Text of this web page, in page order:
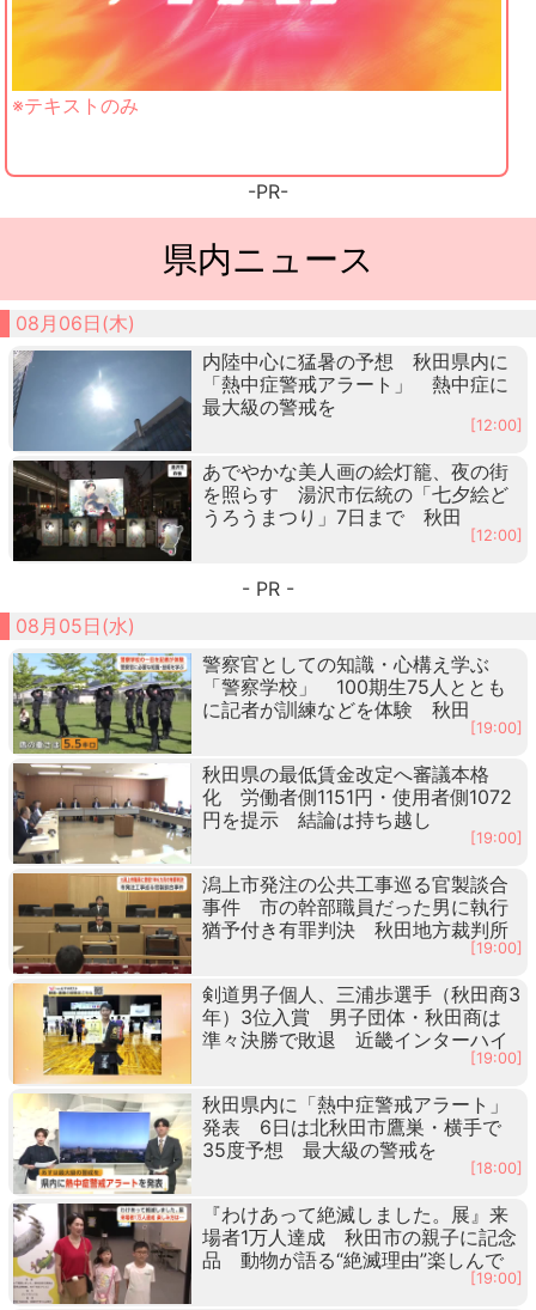
※テキストのみ
-PR-
県内ニュース
08月06日(木)
内陸中心に猛暑の予想 秋田県内に
「熱中症警戒アラート」 熱中症に
最大級の警戒を
[12:00]
あでやかな美人画の絵灯籠、夜の街
を照らす 湯沢市伝統の「七夕絵ど
うろうまつり」7日まで 秋田
[12:00]
- PR -
08月05日(水)
警察官としての知識・心構え学ぶ
「警察学校」 100期生75人ととも
に記者が訓練などを体験 秋田
[19:00]
秋田県の最低賃金改定へ審議本格
化 労働者側1151円・使用者側1072
円を提示 結論は持ち越し
[19:00]
潟上市発注の公共工事巡る官製談合
事件 市の幹部職員だった男に執行
猶予付き有罪判決 秋田地方裁判所
[19:00]
剣道男子個人、三浦歩選手（秋田商3
年）3位入賞 男子団体・秋田商は
準々決勝で敗退 近畿インターハイ
[19:00]
秋田県内に「熱中症警戒アラート」
発表 6日は北秋田市鷹巣・横手で
35度予想 最大級の警戒を
[18:00]
『わけあって絶滅しました。展』来
場者1万人達成 秋田市の親子に記念
品 動物が語る“絶滅理由”楽しんで
[19:00]